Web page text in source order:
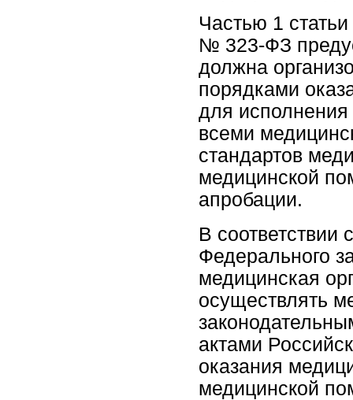
Частью 1
№ 323-ФЗ
должна
порядками
для
всеми
стандартов
медицинской
апробации.
В соответствии
Федерального
медицинская
осуществлять
актами
оказания
медицинской